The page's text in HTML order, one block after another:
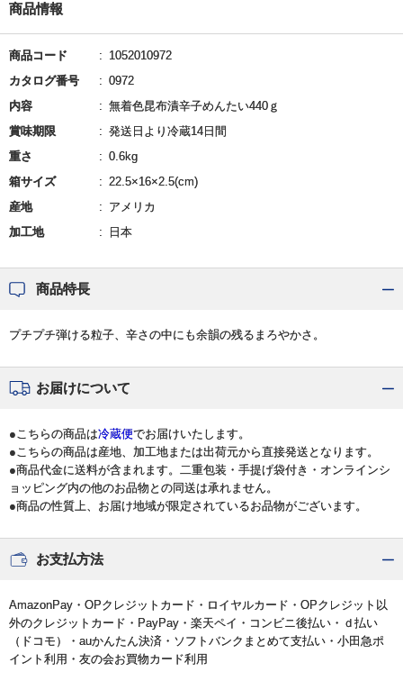
商品情報
商品コード
1052010972
カタログ番号
0972
内容
無着色昆布漬辛子めんたい440ｇ
賞味期限
発送日より冷蔵14日間
重さ
0.6kg
箱サイズ
22.5×16×2.5(cm)
産地
アメリカ
加工地
日本
商品特長
プチプチ弾ける粒子、辛さの中にも余韻の残るまろやかさ。
お届けについて
●こちらの商品は冷蔵便でお届けいたします。
●こちらの商品は産地、加工地または出荷元から直接発送となります。
●商品代金に送料が含まれます。二重包装・手提げ袋付き・オンラインシ
ョッピング内の他のお品物との同送は承れません。
●商品の性質上、お届け地域が限定されているお品物がございます。
お支払方法
AmazonPay・OPクレジットカード・ロイヤルカード・OPクレジット以
外のクレジットカード・PayPay・楽天ペイ・コンビニ後払い・ｄ払い
（ドコモ）・auかんたん決済・ソフトバンクまとめて支払い・小田急ポ
イント利用・友の会お買物カード利用